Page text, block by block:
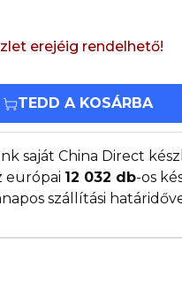
erejéig rendelhető!
TEDD A KOSÁRBA
saját China Direct
európai 12 032 db-os
szállítási